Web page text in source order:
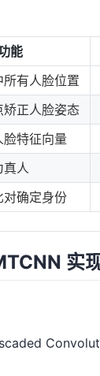
能
所有人脸位置
矫正人脸姿态
特征向量
真人
对确定身份
实